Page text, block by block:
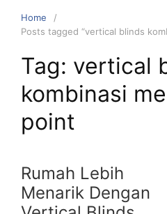
Home
Posts tagged “vertical blinds
Tag: vertical
kombinasi
point
Rumah Lebih
Menarik Dengan